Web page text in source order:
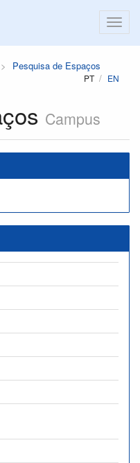
Pesquisa de Espaços
PT EN
Campus